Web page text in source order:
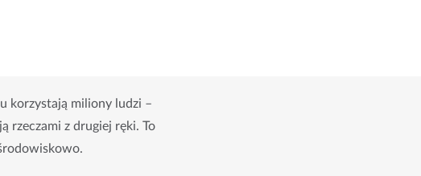
korzystają miliony ludzi –
rzeczami z drugiej ręki. To